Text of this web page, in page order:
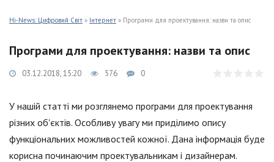
Hi-News: Цифровий Світ » Інтернет » Програми для проектування: назви та опис
Програми для проектування: назви та опис
03.12.2018, 15:20 576 0
У нашій статті ми розглянемо програми для проектування
різних об'єктів. Особливу увагу ми приділимо опису
функціональних можливостей кожної. Дана інформація буде
корисна починаючим проектувальникам і дизайнерам.